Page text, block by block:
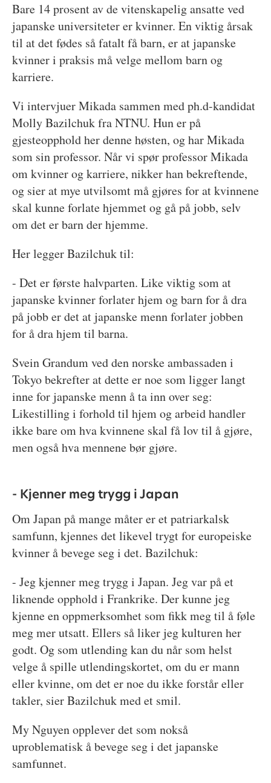
Bare 14 prosent av de vitenskapelig ansatte ved
japanske universiteter er kvinner. En viktig årsak
til at det fødes så fatalt få barn, er at japanske
kvinner i praksis må velge mellom barn og
karriere.
Vi intervjuer Mikada sammen med ph.d-kandidat
Molly Bazilchuk fra NTNU. Hun er på
gjesteopphold her denne høsten, og har Mikada
som sin professor. Når vi spør professor Mikada
om kvinner og karriere, nikker han bekreftende,
og sier at mye utvilsomt må gjøres for at kvinnene
skal kunne forlate hjemmet og gå på jobb, selv
om det er barn der hjemme.
Her legger Bazilchuk til:
- Det er første halvparten. Like viktig som at
japanske kvinner forlater hjem og barn for å dra
på jobb er det at japanske menn forlater jobben
for å dra hjem til barna.
Svein Grandum ved den norske ambassaden i
Tokyo bekrefter at dette er noe som ligger langt
inne for japanske menn å ta inn over seg:
Likestilling i forhold til hjem og arbeid handler
ikke bare om hva kvinnene skal få lov til å gjøre,
men også hva mennene bør gjøre.
- Kjenner meg trygg i Japan
Om Japan på mange måter er et patriarkalsk
samfunn, kjennes det likevel trygt for europeiske
kvinner å bevege seg i det. Bazilchuk:
- Jeg kjenner meg trygg i Japan. Jeg var på et
liknende opphold i Frankrike. Der kunne jeg
kjenne en oppmerksomhet som fikk meg til å føle
meg mer utsatt. Ellers så liker jeg kulturen her
godt. Og som utlending kan du når som helst
velge å spille utlendingskortet, om du er mann
eller kvinne, om det er noe du ikke forstår eller
takler, sier Bazilchuk med et smil.
My Nguyen opplever det som nokså
uproblematisk å bevege seg i det japanske
samfunnet.